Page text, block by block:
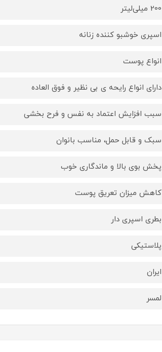
200 میلی‌لیتر
اسپری خوشبو کننده زنانه
انواع پوست
دارای انواع رایحه ی بی نظیر و فوق‌ العاده
سبب افزایش اعتماد به نفس و فرح بخشی
سبک و قابل حمل، مناسب بانوان
پخش بوی بالا و ماندگاری خوب
کاهش میزان تعریق پوست
بطری اسپری دار
پلاستیکی
ایران
لمسر